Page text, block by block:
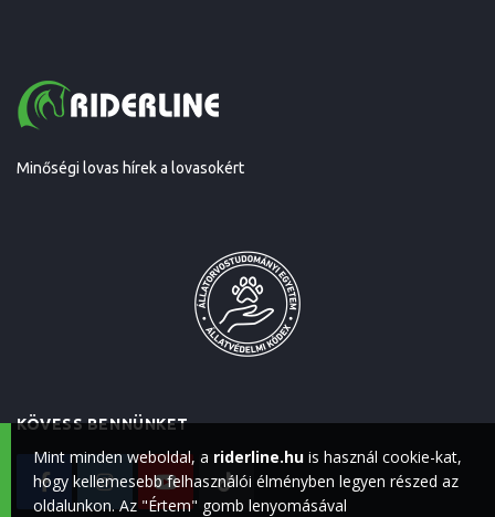
Minőségi lovas hírek a lovasokért
KÖVESS BENNÜNKET
Mint minden weboldal, a riderline.hu is használ cookie-kat,
hogy kellemesebb felhasználói élményben legyen részed az
oldalunkon. Az "Értem" gomb lenyomásával